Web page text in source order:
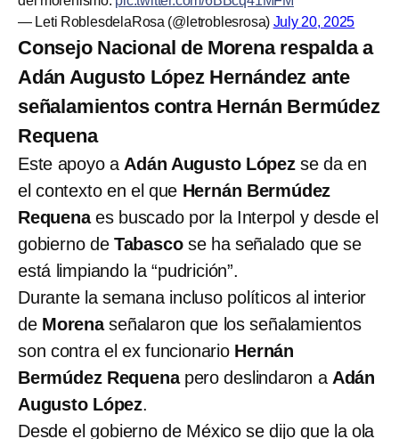
— Leti RoblesdelaRosa (@letroblesrosa) July 20, 2025
Consejo Nacional de Morena respalda a
Adán Augusto López Hernández ante
señalamientos contra Hernán Bermúdez
Requena
Este apoyo a Adán Augusto Lópezse da en
el contexto en el que Hernán Bermúdez
Requenaes buscado por la Interpol y desde el
gobierno de Tabasco se ha señalado que se
está limpiando la “pudrición”.
Durante la semana incluso políticos al interior
de Morenaseñalaron que los señalamientos
son contra el ex funcionario Hernán
Bermúdez Requenapero deslindaron a Adán
Augusto López.
Desde el gobierno de México se dijo que la ola